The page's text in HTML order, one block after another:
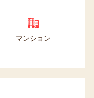
マンション